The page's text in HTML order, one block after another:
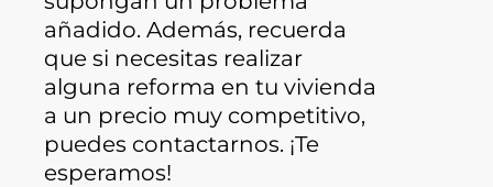
añadido. Además, recuerda
que si necesitas realizar
alguna reforma en tu vivienda
a un precio muy competitivo,
puedes contactarnos. ¡Te
esperamos!